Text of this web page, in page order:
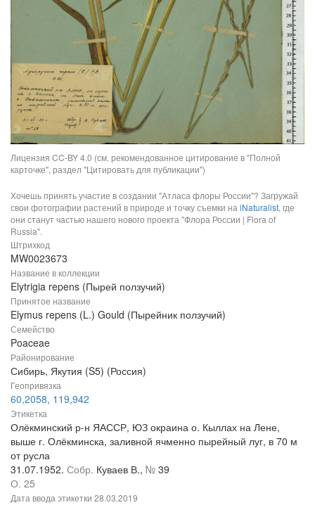
Лицензия CC-BY 4.0 (см. рекомендованное цитирование в "Полной
карточке", раздел "Цитировать для публикации")
Хочешь принять участие в создании "Атласа флоры России"? Загружай
свои фотографии растений в природе и точку съемки наiNaturalist, где
они станут частью нашего нового проекта "Флора России | Flora of
Russia".
Штрихкод
MW0023673
Название в коллекции
Elytrigia repens (Пырей ползучий)
Принятое название
Elymus repens (L.) Gould (Пырейник ползучий)
Семейство
Poaceae
Районирование
Сибирь, Якутия (S5) (Россия)
Геопривязка
60,2058, 119,942
Этикетка
Олёкминский р-н ЯАССР, ЮЗ окраина о. Кыллах на Лене,
выше г. Олёкминска, заливной ячменно пырейный луг, в 70 м
от русла
31.07.1952. Собр. Куваев В., № 39
О. 25
Дата ввода этикетки 28.03.2019